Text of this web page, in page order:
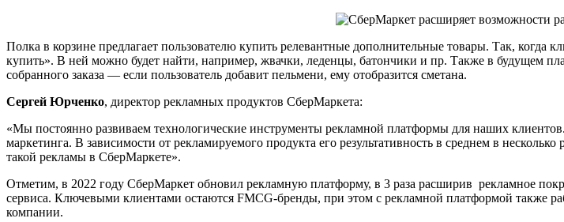
Полка в корзине предлагает пользователю купить релевантные дополнительные товары. Так, когда
купить». В ней можно будет найти, например, жвачки, леденцы, батончики и пр. Также в будущем
собранного заказа — если пользователь добавит пельмени, ему отобразится сметана.
Сергей Юрченко, директор рекламных продуктов СберМаркета:
«Мы постоянно развиваем технологические инструменты рекламной платформы для наших
маркетинга. В зависимости от рекламируемого продукта его результативность в среднем в
такой рекламы в СберМаркете».
Отметим, в 2022 году СберМаркет обновил рекламную платформу, в 3 раза расширив рекламное
сервиса. Ключевыми клиентами остаются FMCG-бренды, при этом с рекламной платформой также
компании.